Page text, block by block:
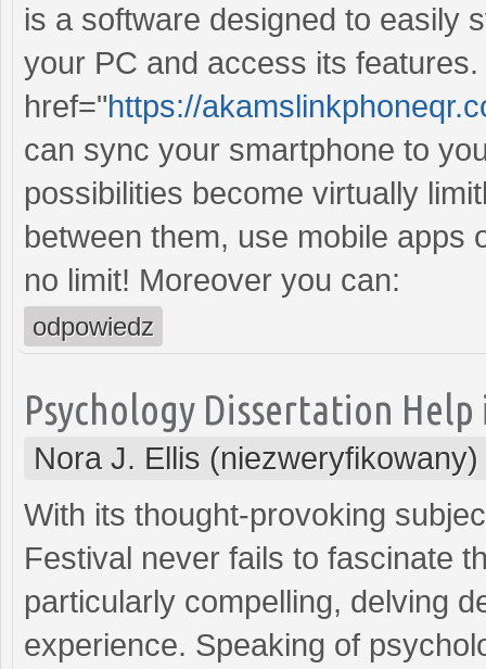
is a software designed to easily
your PC and access its
href="https://
can sync your smartphone to
possibilities become virtually
between them, use mobile apps
no limit! Moreover you can:
odpowiedz
Psychology Dissertation Help
Nora J. Ellis (niezweryfikowany)
With its thought-provoking
Festival never fails to fascinate
particularly compelling, delving
experience. Speaking of